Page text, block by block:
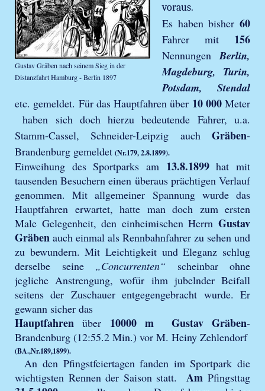
Gustav Gräben nach seinem Sieg in der
Distanzfahrt Hamburg - Berlin 1897
voraus.
Es haben bisher 60
Fahrer mit 156
NennungenBerlin,
Magdeburg, Turin,
Potsdam, Stendal
etc. gemeldet. Für das Hauptfahren über 10 000Meter
haben sich doch hierzu bedeutende Fahrer, u.a.
Stamm-Cassel, Schneider-Leipzig auch Gräben-
Brandenburg gemeldet (Nr.179, 2.8.1899).
Einweihung des Sportparks am 13.8.1899hat mit
tausenden Besuchern einen überaus prächtigen Verlauf
genommen. Mit allgemeiner Spannung wurde das
Hauptfahren erwartet, hatte man doch zum ersten
Male Gelegenheit, den einheimischen Herrn Gustav
Gräben auch einmal als Rennbahnfahrer zu sehen und
zu bewundern. Mit Leichtigkeit und Eleganz schlug
derselbe seine „Concurrenten“ scheinbar ohne
jegliche Anstrengung, wofür ihm jubelnder Beifall
seitens der Zuschauer entgegengebracht wurde. Er
gewann sicher das
Hauptfahren über 10000 m Gustav Gräben-
Brandenburg (12:55.2 Min.) vor M. Heiny Zehlendorf
(BA.,Nr.189,1899).
An den Pfingstfeiertagen fanden im Sportpark die
wichtigsten Rennen der Saison statt.Am Pfingsttag